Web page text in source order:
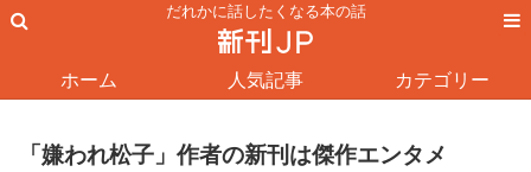
だれかに話したくなる本の話
ホーム 人気記事 カテゴリー
「嫌われ松子」作者の新刊は傑作エンタメ